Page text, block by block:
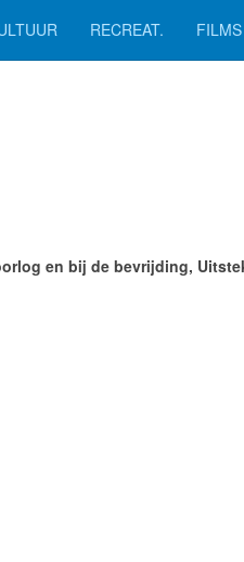
RECREAT. FILMS
en bij de bevrijding,